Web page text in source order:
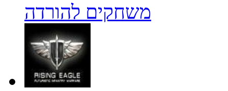
משחקים להורדה